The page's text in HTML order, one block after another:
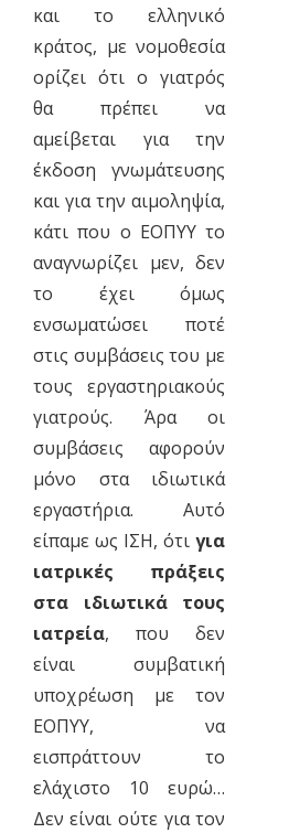
και το ελληνικό
κράτος, με νομοθεσία
ορίζει ότι ο γιατρός
θα πρέπει να
αμείβεται για την
έκδοση γνωμάτευσης
και για την αιμοληψία,
κάτι που ο ΕΟΠΥΥ το
αναγνωρίζει μεν, δεν
το έχει όμως
ενσωματώσει ποτέ
στις συμβάσεις του με
τους εργαστηριακούς
γιατρούς. Άρα οι
συμβάσεις αφορούν
μόνο στα ιδιωτικά
εργαστήρια. Αυτό
είπαμε ως ΙΣΗ, ότιγια
ιατρικές πράξεις
στα ιδιωτικά τους
ιατρεία, που δεν
είναι συμβατική
υποχρέωση με τον
ΕΟΠΥΥ, να
εισπράττουν το
ελάχιστο 10 ευρώ…
Δεν είναι ούτε για τον